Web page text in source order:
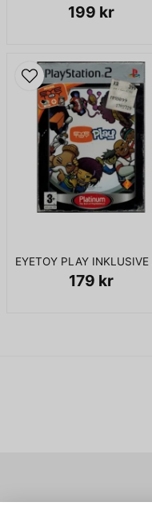
199 kr
179 kr